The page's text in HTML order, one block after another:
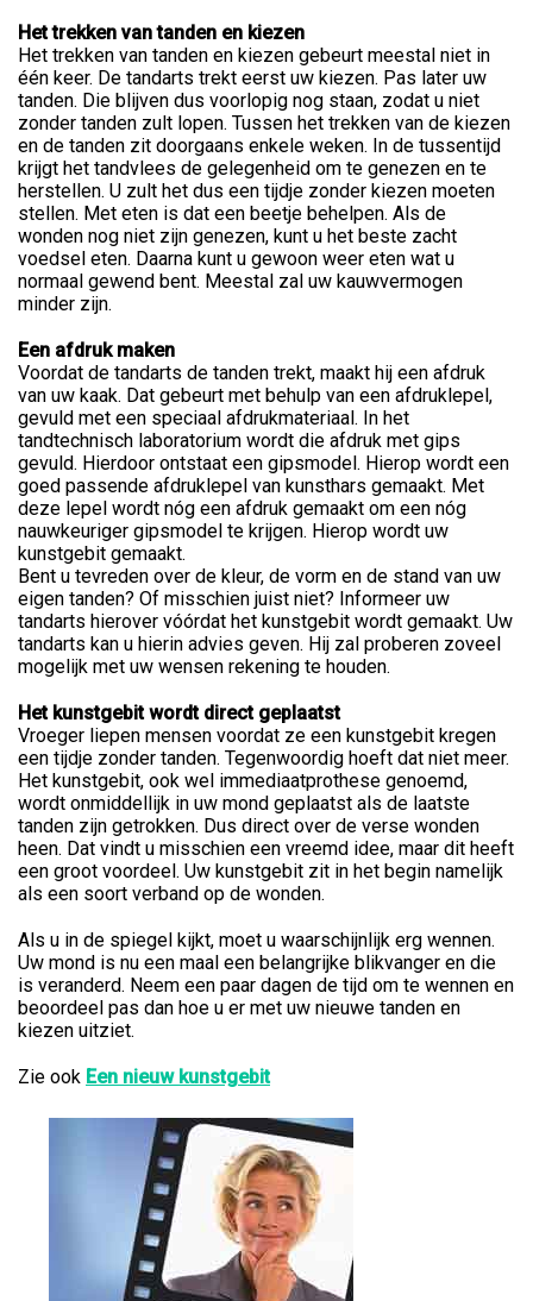
Het trekken van tanden en kiezen
Het trekken van tanden en kiezen gebeurt meestal niet in
één keer. De tandarts trekt eerst uw kiezen. Pas later uw
tanden. Die blijven dus voorlopig nog staan, zodat u niet
zonder tanden zult lopen. Tussen het trekken van de kiezen
en de tanden zit doorgaans enkele weken. In de tussentijd
krijgt het tandvlees de gelegenheid om te genezen en te
herstellen. U zult het dus een tijdje zonder kiezen moeten
stellen. Met eten is dat een beetje behelpen. Als de
wonden nog niet zijn genezen, kunt u het beste zacht
voedsel eten. Daarna kunt u gewoon weer eten wat u
normaal gewend bent. Meestal zal uw kauwvermogen
minder zijn.
Een afdruk maken
Voordat de tandarts de tanden trekt, maakt hij een afdruk
van uw kaak. Dat gebeurt met behulp van een afdruklepel,
gevuld met een speciaal afdrukmateriaal. In het
tandtechnisch laboratorium wordt die afdruk met gips
gevuld. Hierdoor ontstaat een gipsmodel. Hierop wordt een
goed passende afdruklepel van kunsthars gemaakt. Met
deze lepel wordt nóg een afdruk gemaakt om een nóg
nauwkeuriger gipsmodel te krijgen. Hierop wordt uw
kunstgebit gemaakt.
Bent u tevreden over de kleur, de vorm en de stand van uw
eigen tanden? Of misschien juist niet? Informeer uw
tandarts hierover vóórdat het kunstgebit wordt gemaakt. Uw
tandarts kan u hierin advies geven. Hij zal proberen zoveel
mogelijk met uw wensen rekening te houden.
Het kunstgebit wordt direct geplaatst
Vroeger liepen mensen voordat ze een kunstgebit kregen
een tijdje zonder tanden. Tegenwoordig hoeft dat niet meer.
Het kunstgebit, ook wel immediaatprothese genoemd,
wordt onmiddellijk in uw mond geplaatst als de laatste
tanden zijn getrokken. Dus direct over de verse wonden
heen. Dat vindt u misschien een vreemd idee, maar dit heeft
een groot voordeel. Uw kunstgebit zit in het begin namelijk
als een soort verband op de wonden.
Als u in de spiegel kijkt, moet u waarschijnlijk erg wennen.
Uw mond is nu een maal een belangrijke blikvanger en die
is veranderd. Neem een paar dagen de tijd om te wennen en
beoordeel pas dan hoe u er met uw nieuwe tanden en
kiezen uitziet.
Zie ook Een nieuw kunstgebit